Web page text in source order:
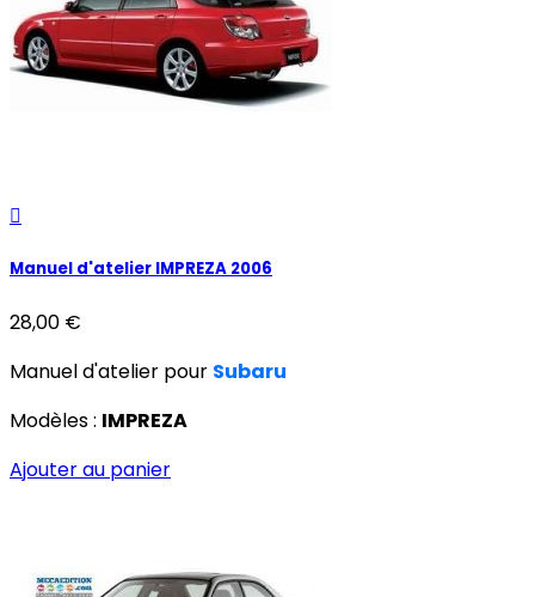

Manuel d'atelier IMPREZA 2006
28,00 €
Manuel d'atelier pour Subaru
Modèles : IMPREZA
Ajouter au panier